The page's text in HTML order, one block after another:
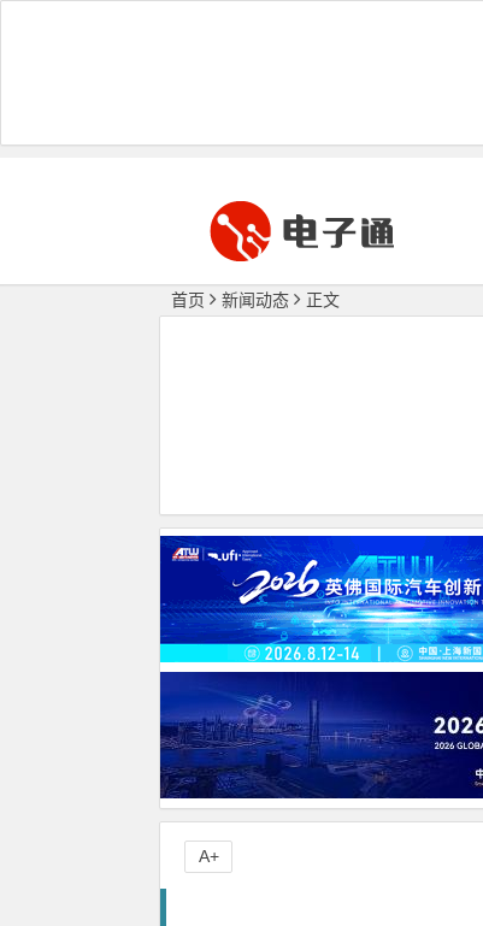
首页 新闻动态 正文
A+